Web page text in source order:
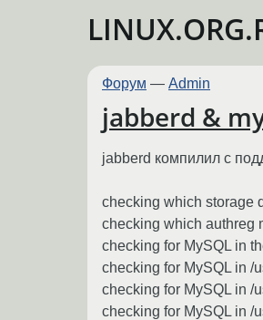
Форум — Admin
jabberd &
jabberd компилил с
checking which storage
checking which authreg
checking for MySQL in
checking for MySQL in /
checking for MySQL in /
checking for MySQL in /